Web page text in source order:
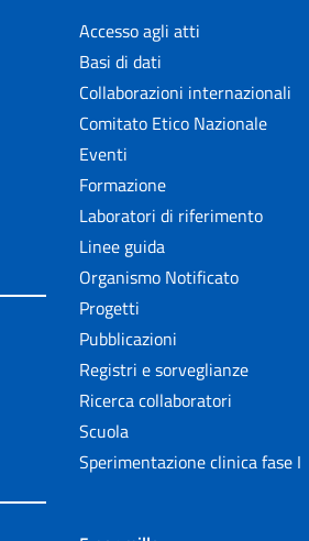
Accesso agli atti
Basi di dati
Collaborazioni internazionali
Comitato Etico Nazionale
Eventi
Formazione
Laboratori di riferimento
Linee guida
Organismo Notificato
Progetti
Pubblicazioni
Registri e sorveglianze
Ricerca collaboratori
Scuola
Sperimentazione clinica fase I